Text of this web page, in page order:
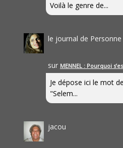
Voilà le genre de...
le journal de Personne
sur MENNEL : Pourquoi
Je dépose ici le mot
"Selem...
jacou